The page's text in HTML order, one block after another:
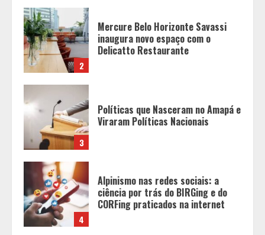
3
Políticas que Nasceram no Amapá e
Viraram Políticas Nacionais
4
Alpinismo nas redes sociais: a
ciência por trás do BIRGing e do
CORFing praticados na internet
5
Fui impactado, agora é tarde!